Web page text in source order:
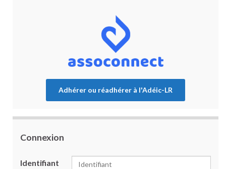
Adhérer ou réadhérer à l'Adéic-LR
Connexion
Identifiant